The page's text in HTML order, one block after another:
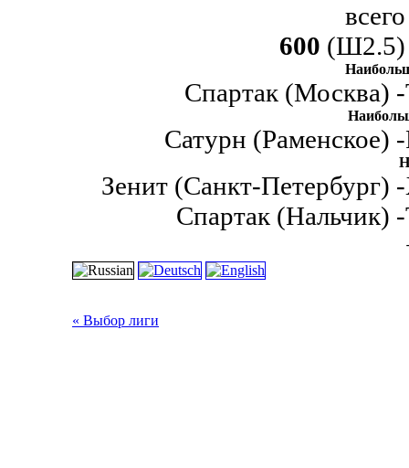
всего
600 (Ш2.5)
Спартак (Москва) -
Сатурн (Раменское) -
Зенит (Санкт-Петербург) -
Спартак (Нальчик) -
« Выбор лиги